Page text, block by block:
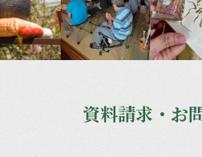
資料請求・お